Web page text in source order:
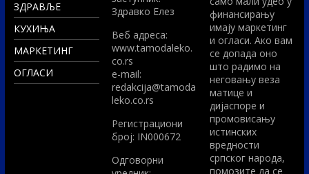
ЗДРАВЉЕ
КУХИЊА
МАРКЕТИНГ
ОГЛАСИ
Здравко Елез
Вeб адреса:
www.tamodaleko.
co.rs
e-mail:
redakcija@tamoda
leko.co.rs
Регистрациони
број: IN000672
Одговорни
финансирању
имају маркетинг
и огласи. Ако вам
се допада оно
што радимо на
неговању веза
матице и
дијаспоре и
промовисању
истинских
вредности
српског народа,
помозите да се